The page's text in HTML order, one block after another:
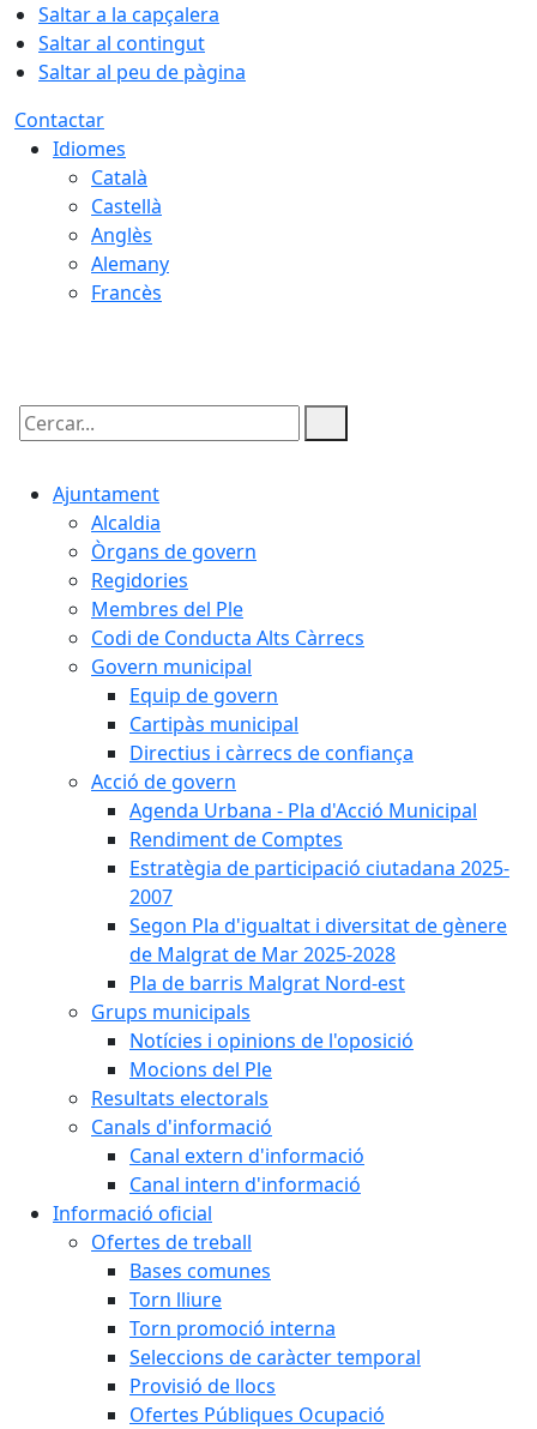
Saltar a la capçalera
Saltar al contingut
Saltar al peu de pàgina
Contactar
Idiomes
Català
Castellà
Anglès
Alemany
Francès
Cercar:
Ajuntament
Alcaldia
Òrgans de govern
Regidories
Membres del Ple
Codi de Conducta Alts Càrrecs
Govern municipal
Equip de govern
Cartipàs municipal
Directius i càrrecs de confiança
Acció de govern
Agenda Urbana - Pla d'Acció Municipal
Rendiment de Comptes
Estratègia de participació ciutadana 2025-
2007
Segon Pla d'igualtat i diversitat de gènere
de Malgrat de Mar 2025-2028
Pla de barris Malgrat Nord-est
Grups municipals
Notícies i opinions de l'oposició
Mocions del Ple
Resultats electorals
Canals d'informació
Canal extern d'informació
Canal intern d'informació
Informació oficial
Ofertes de treball
Bases comunes
Torn lliure
Torn promoció interna
Seleccions de caràcter temporal
Provisió de llocs
Ofertes Públiques Ocupació